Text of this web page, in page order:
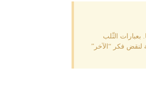
بعبارات الثّلب
لنقض فكر “الآخر”